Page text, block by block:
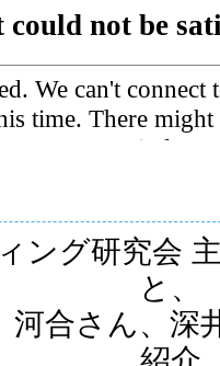
ング研究会
と、
河合さん、深